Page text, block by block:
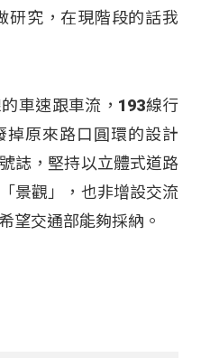
研究，在現階段的話我
車速跟車流，193線行
掉原來路口圓環的設計
誌，堅持以立體式道路
景觀」，也非增設交流
望交通部能夠採納。